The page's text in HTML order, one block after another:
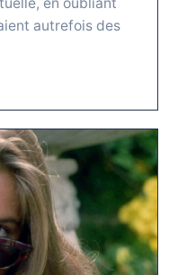
autrefois des